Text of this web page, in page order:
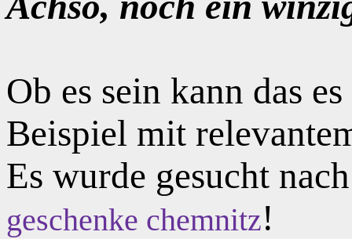
Ob es sein kann das
Beispiel mit
Es wurde gesucht
geschenke chemnitz!